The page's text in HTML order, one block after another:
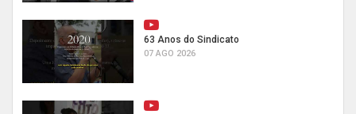
63 Anos do Sindicato
07 AGO 2026